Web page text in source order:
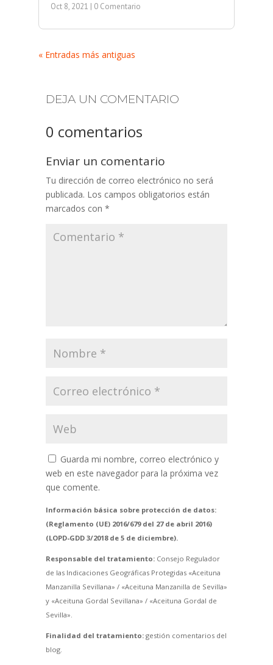
Oct 8, 2021 | 0 Comentario
« Entradas más antiguas
DEJA UN COMENTARIO
0 comentarios
Enviar un comentario
Tu dirección de correo electrónico no será
publicada. Los campos obligatorios están
marcados con *
Guarda mi nombre, correo electrónico y
web en este navegador para la próxima vez
que comente.
Información básica sobre protección de datos:
(Reglamento (UE) 2016/679 del 27 de abril 2016)
(LOPD-GDD 3/2018 de 5 de diciembre).
Responsable del tratamiento:Consejo Regulador
de las Indicaciones Geográficas Protegidas «Aceituna
Manzanilla Sevillana» / «Aceituna Manzanilla de Sevilla»
y «Aceituna Gordal Sevillana» / «Aceituna Gordal de
Sevilla».
Finalidad del tratamiento:gestión comentarios del
blog.